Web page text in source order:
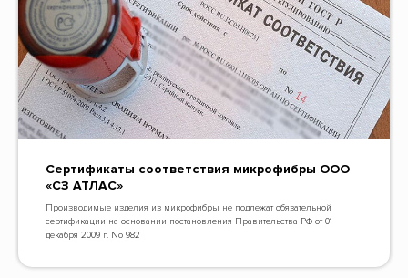
Сертификаты соответствия микрофибры ООО
«СЗ АТЛАС»
Производимые изделия из микрофибры не подлежат обязательной
сертификации на основании постановления Правительства РФ от 01
декабря 2009 г. No 982